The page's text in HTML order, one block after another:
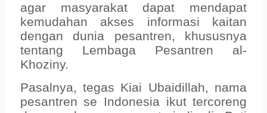
agar masyarakat dapat mendapat
kemudahan akses informasi kaitan
dengan dunia pesantren, khususnya
tentang Lembaga Pesantren al-
Khoziny.
Pasalnya, tegas Kiai Ubaidillah, nama
pesantren se Indonesia ikut tercoreng